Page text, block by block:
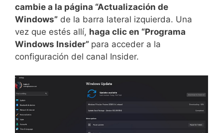
cambie a la página “Actualización de
Windows” de la barra lateral izquierda. Una
vez que estés allí, haga clic en “Programa
Windows Insider” para acceder a la
configuración del canal Insider.